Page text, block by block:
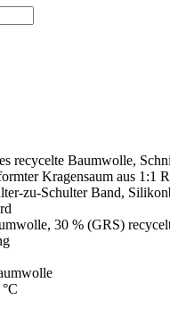
recycelte Baumwolle,
Kragensaum aus 1:1
zu-Schulter Band,
30 % (GRS)